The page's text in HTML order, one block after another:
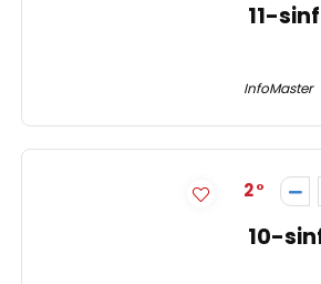
11-
InfoMaster
2
10-